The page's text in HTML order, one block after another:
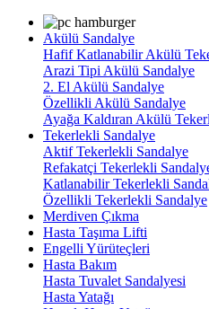
Akülü Sandalye
Hafif Katlanabilir Akülü
Arazi Tipi Akülü Sandalye
2. El Akülü Sandalye
Özellikli Akülü Sandalye
Ayağa Kaldıran Akülü
Tekerlekli Sandalye
Aktif Tekerlekli Sandalye
Refakatçi Tekerlekli
Katlanabilir Tekerlekli
Özellikli Tekerlekli Sandalye
Merdiven Çıkma
Hasta Taşıma Lifti
Engelli Yürüteçleri
Hasta Bakım
Hasta Tuvalet Sandalyesi
Hasta Yatağı